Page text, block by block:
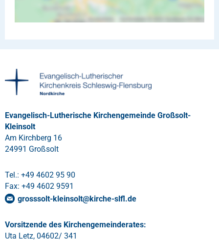
Evangelisch-Lutherische Kirchengemeinde Großsolt-
Kleinsolt
Am Kirchberg 16
24991 Großsolt
Tel.: +49 4602 95 90
Fax: +49 4602 9591
grosssolt-kleinsolt@kirche-slfl.de
Vorsitzende des Kirchengemeinderates:
Uta Letz, 04602/ 341